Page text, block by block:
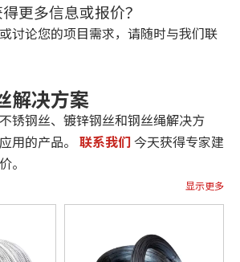
更多信息或报价？
讨论您的项目需求，请随时与我们联
解决方案
锈钢丝、镀锌钢丝和钢丝绳解决方
用的产品。 联系我们 今天获得专家建
。
显示更多